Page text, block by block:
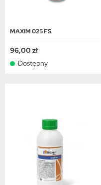
MAXIM 025 FS
96,00 zł
Dostępny